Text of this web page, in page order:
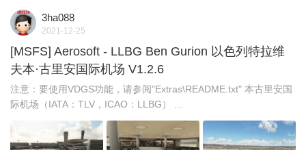
3ha088
2021-12-25
[MSFS] Aerosoft - LLBG Ben Gurion 以色列特拉维
夫本·古里安国际机场 V1.2.6
注意：要使用VDGS功能，请参阅"Extras\README.txt" 本古里安国
际机场（IATA：TLV，ICAO：LLBG） ...